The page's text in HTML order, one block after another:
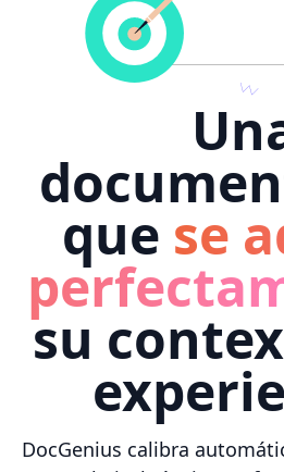
que se
su
DocGenius calibra